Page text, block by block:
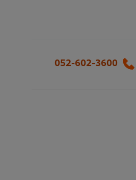
052-602-3600